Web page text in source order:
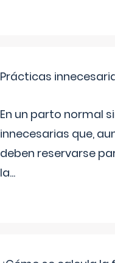
Prácticas
En un parto normal
innecesarias que,
deben reservarse
la...